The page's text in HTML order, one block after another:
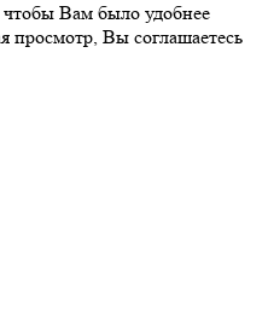
Вам было удобнее
просмотр, Вы соглашаетесь